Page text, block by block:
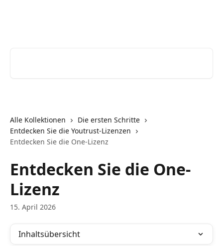
Alle Kollektionen
Die ersten Schritte
Entdecken Sie die Youtrust-Lizenzen
Entdecken Sie die One-Lizenz
Entdecken Sie die One-
Lizenz
15. April 2026
Inhaltsübersicht